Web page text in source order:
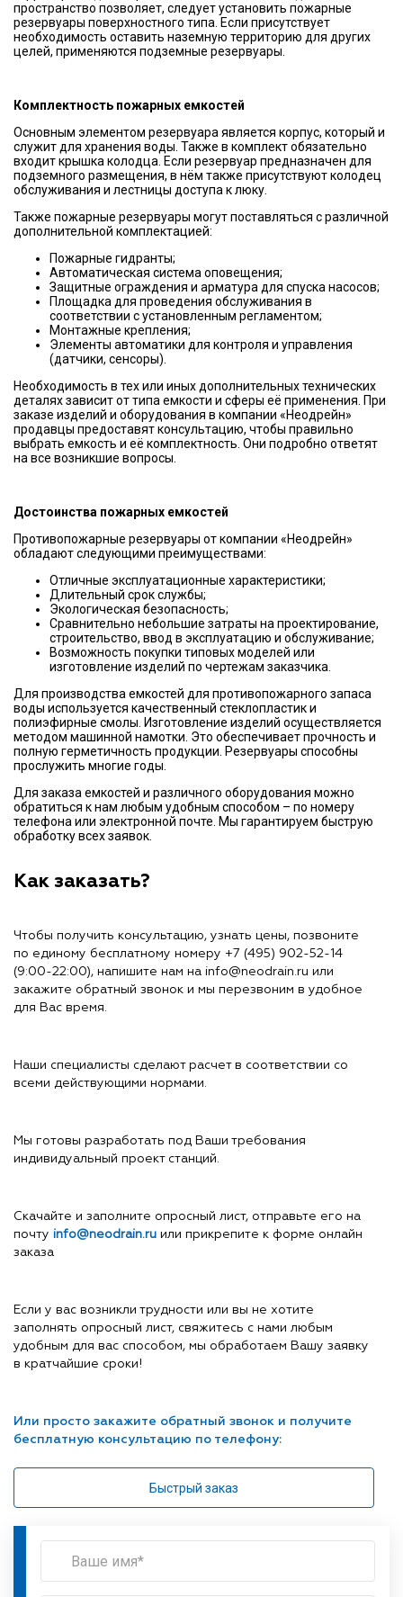
пространство позволяет, следует установить пожарные
резервуары поверхностного типа. Если присутствует
необходимость оставить наземную территорию для других
целей, применяются подземные резервуары.
Комплектность пожарных емкостей
Основным элементом резервуара является корпус, который и
служит для хранения воды. Также в комплект обязательно
входит крышка колодца. Если резервуар предназначен для
подземного размещения, в нём также присутствуют колодец
обслуживания и лестницы доступа к люку.
Также пожарные резервуары могут поставляться с различной
дополнительной комплектацией:
Пожарные гидранты;
Автоматическая система оповещения;
Защитные ограждения и арматура для спуска насосов;
Площадка для проведения обслуживания в
соответствии с установленным регламентом;
Монтажные крепления;
Элементы автоматики для контроля и управления
(датчики, сенсоры).
Необходимость в тех или иных дополнительных технических
деталях зависит от типа емкости и сферы её применения. При
заказе изделий и оборудования в компании «Неодрейн»
продавцы предоставят консультацию, чтобы правильно
выбрать емкость и её комплектность. Они подробно ответят
на все возникшие вопросы.
Достоинства пожарных емкостей
Противопожарные резервуары от компании «Неодрейн»
обладают следующими преимуществами:
Отличные эксплуатационные характеристики;
Длительный срок службы;
Экологическая безопасность;
Сравнительно небольшие затраты на проектирование,
строительство, ввод в эксплуатацию и обслуживание;
Возможность покупки типовых моделей или
изготовление изделий по чертежам заказчика.
Для производства емкостей для противопожарного запаса
воды используется качественный стеклопластик и
полиэфирные смолы. Изготовление изделий осуществляется
методом машинной намотки. Это обеспечивает прочность и
полную герметичность продукции. Резервуары способны
прослужить многие годы.
Для заказа емкостей и различного оборудования можно
обратиться к нам любым удобным способом – по номеру
телефона или электронной почте. Мы гарантируем быструю
обработку всех заявок.
Как заказать?
Чтобы получить консультацию, узнать цены, позвоните
по единому бесплатному номеру +7 (495) 902-52-14
(9:00-22:00), напишите нам на info@neodrain.ru или
закажите обратный звонок и мы перезвоним в удобное
для Вас время.
Наши специалисты сделают расчет в соответствии со
всеми действующими нормами.
Мы готовы разработать под Ваши требования
индивидуальный проект станций.
Скачайте и заполните опросный лист, отправьте его на
почту info@neodrain.ru или прикрепите к форме онлайн
заказа
Если у вас возникли трудности или вы не хотите
заполнять опросный лист, свяжитесь с нами любым
удобным для вас способом, мы обработаем Вашу заявку
в кратчайшие сроки!
Или просто закажите обратный звонок и получите
бесплатную консультацию по телефону:
Быстрый заказ